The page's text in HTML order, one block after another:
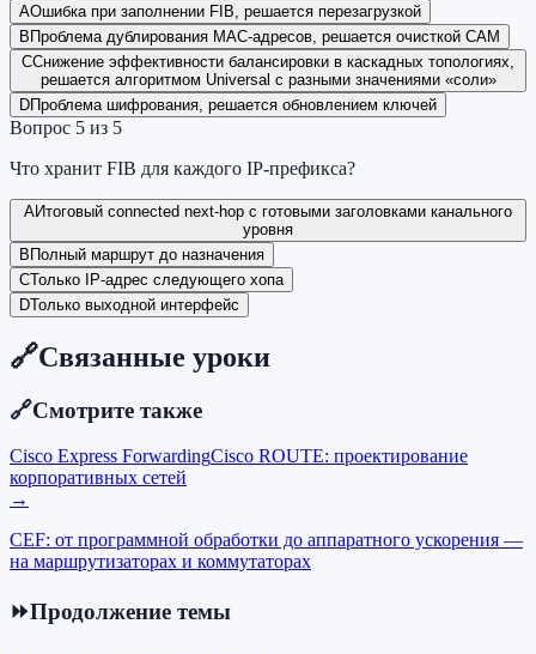
AОшибка при заполнении FIB, решается перезагрузкой
B Проблема дублирования MAC-адресов, решается очисткой CAM
CСнижение эффективности балансировки в каскадных топологиях,
решается алгоритмом Universal с разными значениями «соли»
DПроблема шифрования, решается обновлением ключей
Вопрос 5 из 5
Что хранит FIB для каждого IP-префикса?
AИтоговый connected next-hop с готовыми заголовками канального
уровня
B Полный маршрут до назначения
CТолько IP-адрес следующего хопа
DТолько выходной интерфейс
🔗Связанные уроки
🔗Смотрите также
Cisco Express ForwardingCisco ROUTE: проектирование
корпоративных сетей
→
CEF: от программной обработки до аппаратного ускорения —
на маршрутизаторах и коммутаторах
⏩Продолжение темы